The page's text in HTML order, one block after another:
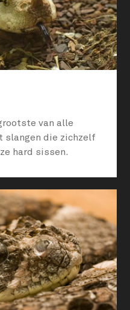
van alle
slangen die zichzelf
hard sissen.